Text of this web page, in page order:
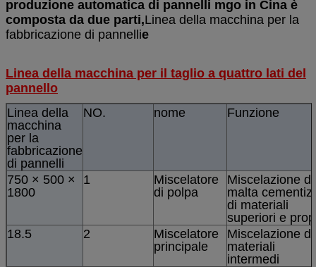
produzione automatica di pannelli mgo in Cina è
composta da due parti,Linea della macchina per la
fabbricazione di pannellie
Linea della macchina per il taglio a quattro lati del
pannello
Linea della
macchina
per la
fabbricazione
di pannelli
NO. nome Funzione
750 × 500 ×
1800
1
Miscelatore
di polpa
Miscelazione di
malta
di materiali
superiori e
18.5
2
Miscelatore
principale
Miscelazione di
materiali
intermedi